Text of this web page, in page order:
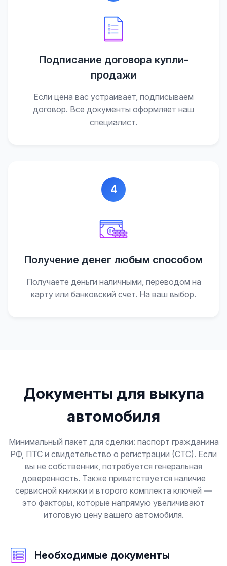
Подписание договора купли-
продажи
Если цена вас устраивает, подписываем
договор. Все документы оформляет наш
специалист.
4
Получение денег любым способом
Получаете деньги наличными, переводом на
карту или банковский счет. На ваш выбор.
Документы для выкупа
автомобиля
Минимальный пакет для сделки: паспорт гражданина
РФ, ПТС и свидетельство о регистрации (СТС). Если
вы не собственник, потребуется генеральная
доверенность. Также приветствуется наличие
сервисной книжки и второго комплекта ключей —
это факторы, которые напрямую увеличивают
итоговую цену вашего автомобиля.
Необходимые документы